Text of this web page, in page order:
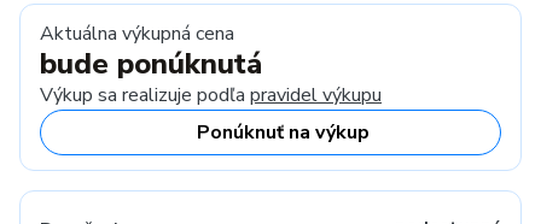
Aktuálna výkupná cena
bude ponúknutá
Výkup sa realizuje podľa pravidel výkupu
Ponúknuť na výkup